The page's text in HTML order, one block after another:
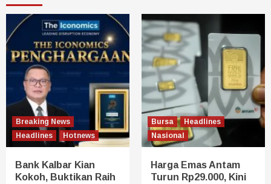
Breaking News
Headlines
Hotnews
Bank Kalbar Kian
Kokoh, Buktikan Raih
Bursa
Headlines
Nasional
Harga Emas Antam
Turun Rp29.000, Kini